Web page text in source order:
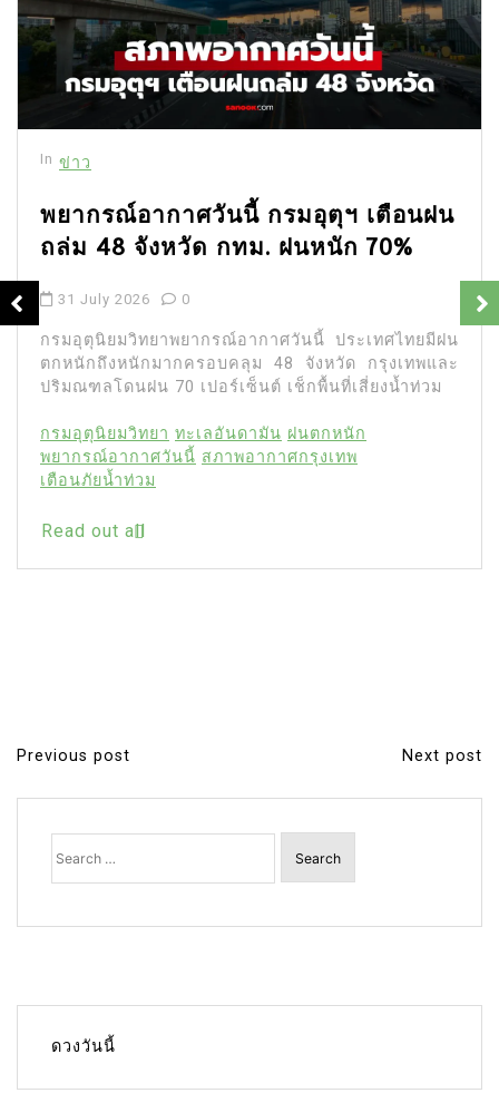
In ข่าว
พยากรณ์อากาศวันนี้ กรมอุตุฯ เตือนฝน
ถล่ม 48 จังหวัด กทม. ฝนหนัก 70%
31 July 2026 0
กรมอุตุนิยมวิทยาพยากรณ์อากาศวันนี้ ประเทศไทยมีฝน
ตกหนักถึงหนักมากครอบคลุม 48 จังหวัด กรุงเทพและ
ปริมณฑลโดนฝน 70 เปอร์เซ็นต์ เช็กพื้นที่เสี่ยงน้ำท่วม
กรมอุตุนิยมวิทยา ทะเลอันดามัน ฝนตกหนัก
พยากรณ์อากาศวันนี้ สภาพอากาศกรุงเทพ
เตือนภัยน้ำท่วม
Read out all
P
o
i
Previous post Next post
Search
for:
ดวงวันนี้